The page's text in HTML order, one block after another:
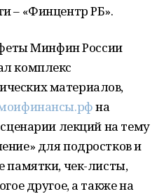
– «Финцентр РБ».
Минфин России
комплекс
материалов,
на
лекций на тему
для подростков и
памятки, чек-листы,
другое, а также на